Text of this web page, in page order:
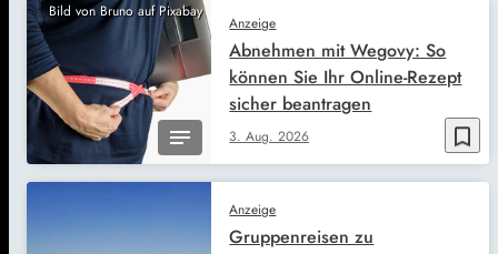
Bild von Bruno auf Pixabay
bookmark_border
Anzeige
3. Aug. 2026
Abnehmen mit Wegovy: So
können Sie Ihr Online-Rezept
sicher beantragen
Anzeige
Gruppenreisen zu